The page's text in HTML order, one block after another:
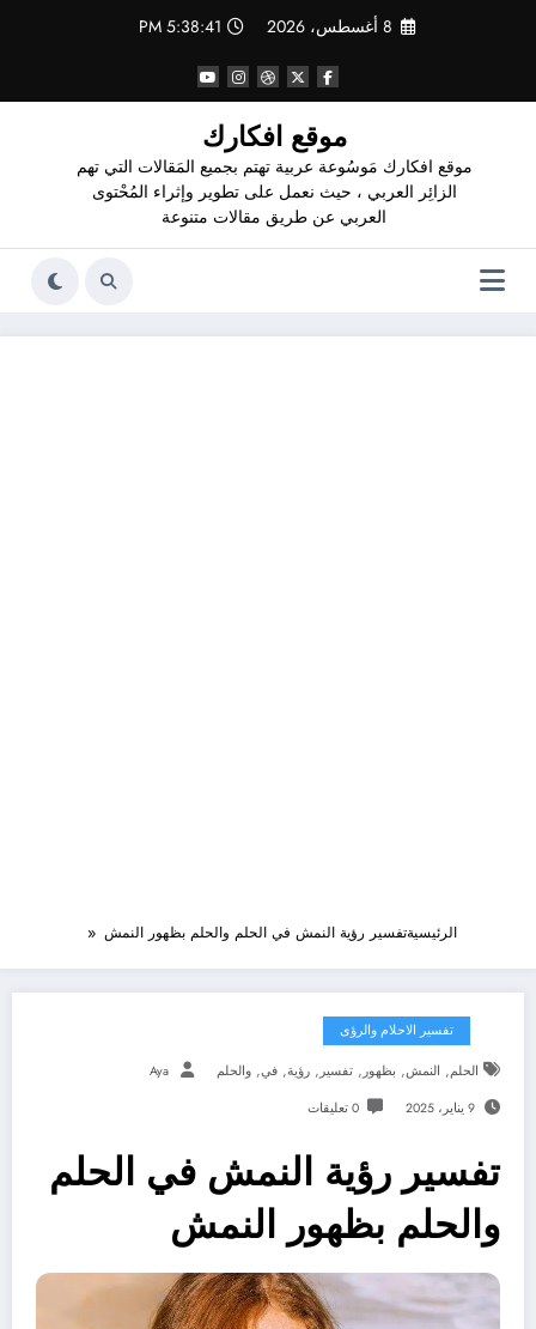
8 أغسطس، 2026 5:38:42 PM
موقع افكارك
موقع افكارك مَوسُوعة عربية تهتم بجميع المَقالات التي تهم
الزائِر العربي ، حيث نعمل على تطوير وإثراء المُحْتوى
العربي عن طريق مقالات متنوعة
الرئيسيةتفسير رؤية النمش في الحلم والحلم بظهور النمش
تفسير الاحلام والرؤى
الحلم, النمش, بظهور , تفسير , رؤية, في, والحلم Aya
9 يناير، 2025 0 تعليقات
تفسير رؤية النمش في الحلم
والحلم بظهور النمش